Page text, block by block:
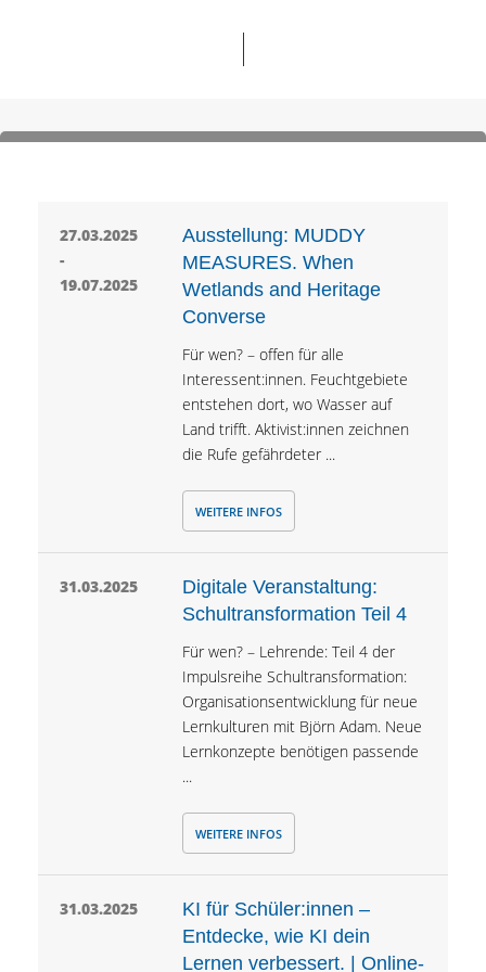
27.03.2025
-
19.07.2025
Ausstellung: MUDDY
MEASURES. When
Wetlands and Heritage
Converse
Für wen? – offen für alle
Interessent:innen. Feuchtgebiete
entstehen dort, wo Wasser auf
Land trifft. Aktivist:innen zeichnen
die Rufe gefährdeter ...
WEITERE INFOS
31.03.2025
Digitale Veranstaltung:
Schultransformation Teil 4
Für wen? – Lehrende: Teil 4 der
Impulsreihe Schultransformation:
Organisationsentwicklung für neue
Lernkulturen mit Björn Adam. Neue
Lernkonzepte benötigen passende
...
WEITERE INFOS
31.03.2025
KI für Schüler:innen –
Entdecke, wie KI dein
Lernen verbessert. | Online-